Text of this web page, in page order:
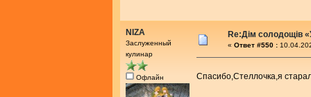
NIZA
Заслуженный
кулинар
Офлайн
Re:Дім солодощів
« Ответ #550 :
Спасибо,Стеллочка,я